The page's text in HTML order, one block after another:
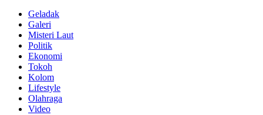
Geladak
Galeri
Misteri Laut
Politik
Ekonomi
Tokoh
Kolom
Lifestyle
Olahraga
Video